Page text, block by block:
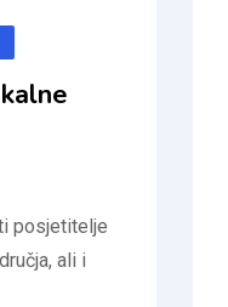
posjetitelje
ali i